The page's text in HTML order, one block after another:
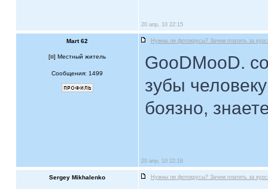
20 апр, 10 22:15
Mart 62 Нужны ли фотокрусы? Зачем платить за
[ ] Местный житель
Сообщения: 1499
GooDMooD.
зубы
боязно,
20 апр, 10 22:18
Sergey Mikhalenko Нужны ли фотокрусы? Зачем платить за